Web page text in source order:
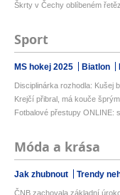
Škrty v Čechy oblíbeném
Sport
MS hokej 2025 Biatlon
Disciplinárka rozhodla: Kušej
Krejčí přibral, má kouče
Fotbalové přestupy ONLINE:
Móda a krása
Jak zhubnout Trendy
ČNB zachovala základní